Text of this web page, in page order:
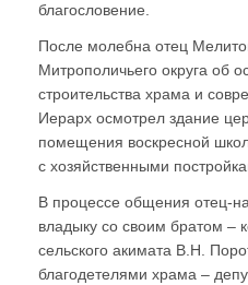
благословение.
После молебна отец
Митрополичьего округа об
строительства храма и
Иерарх осмотрел здание
помещения воскресной
с хозяйственными
В процессе общения отец-
владыку со своим братом –
сельского акимата В.Н.
благодетелями храма –